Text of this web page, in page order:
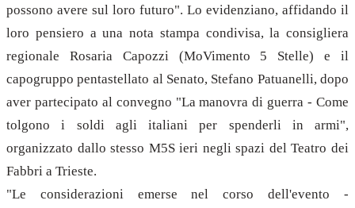
possono avere sul loro futuro". Lo evidenziano, affidando il
loro pensiero a una nota stampa condivisa, la consigliera
regionale Rosaria Capozzi (MoVimento 5 Stelle) e il
capogruppo pentastellato al Senato, Stefano Patuanelli, dopo
aver partecipato al convegno "La manovra di guerra - Come
tolgono i soldi agli italiani per spenderli in armi",
organizzato dallo stesso M5S ieri negli spazi del Teatro dei
Fabbri a Trieste.
"Le considerazioni emerse nel corso dell'evento -